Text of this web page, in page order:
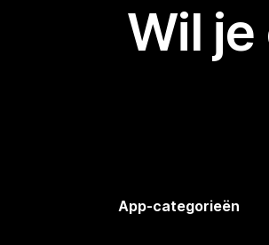
Wil
App-categorieën